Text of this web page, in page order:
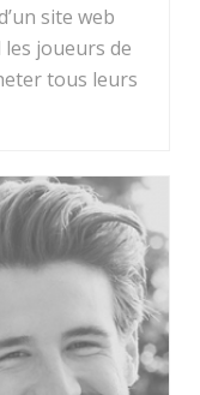
site web
joueurs de
tous leurs